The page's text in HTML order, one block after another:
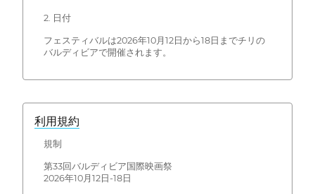
2. 日付
フェスティバルは2026年10月12日から18日までチリの
バルディビアで開催されます。
利用規約
規制
第33回バルディビア国際映画祭
2026年10月12日-18日